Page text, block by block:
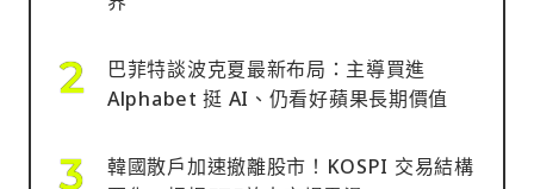
巴菲特談波克夏最新布局：主導買進
Alphabet 挺 AI、仍看好蘋果長期價值
韓國散戶加速撤離股市！KOSPI 交易結構